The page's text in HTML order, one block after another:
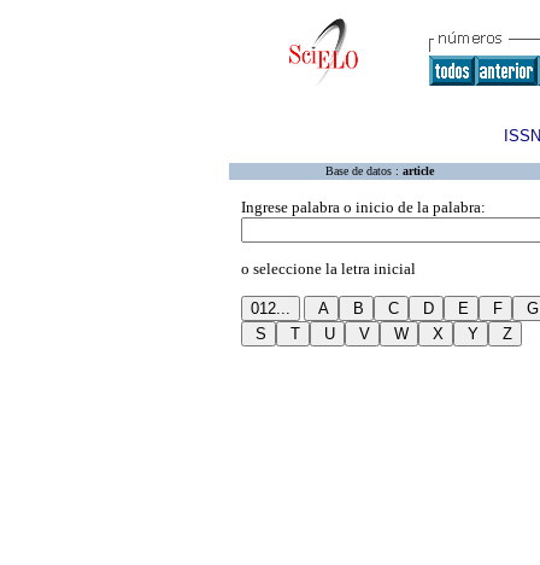
Base de datos : article
Ingrese palabra o inicio de la palabra:
o seleccione la letra inicial